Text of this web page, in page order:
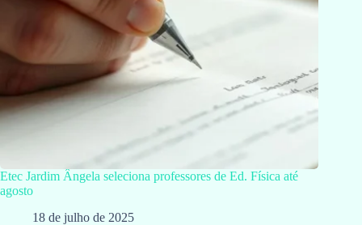
Etec Jardim Ângela seleciona professores de Ed. Física até
agosto
18 de julho de 2025